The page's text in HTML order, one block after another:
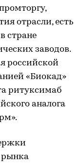
отрасли, есть
стране
заводов.
российской
«Биокад»
ритуксимаб
аналога
рынка